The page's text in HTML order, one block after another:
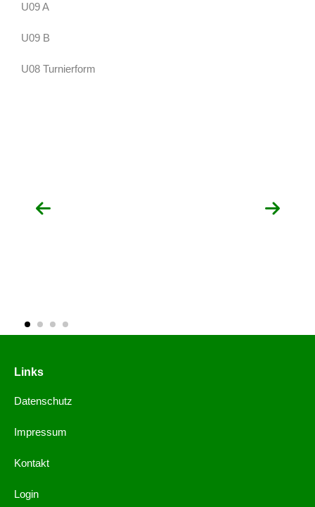
U09 A
U09 B
U08 Turnierform
Links
Datenschutz
Impressum
Kontakt
Login